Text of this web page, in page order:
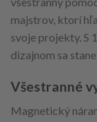
majstrov, ktorí
svoje projekty. S
dizajnom sa
Všestranné
Magnetický